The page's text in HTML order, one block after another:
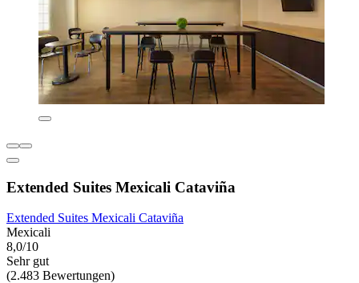
Extended Suites Mexicali Cataviña
Extended Suites Mexicali Cataviña
Mexicali
8,0/10
Sehr gut
(2.483 Bewertungen)